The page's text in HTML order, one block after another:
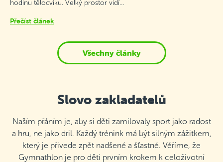
hodinu tělocviku. Velký prostor vidí…
Přečíst článek
Všechny články
Slovo zakladatelů
Naším přáním je, aby si děti zamilovaly sport jako radost
a hru, ne jako dril. Každý trénink má být silným zážitkem,
který je přivede zpět nadšené a šťastné. Věříme, že
Gymnathlon je pro děti prvním krokem k celoživotní